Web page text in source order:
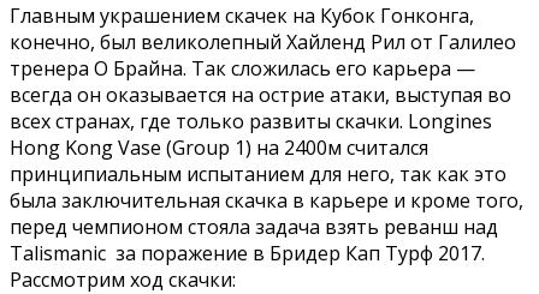
Главным украшением скачек на Кубок Гонконга,
конечно, был великолепный Хайленд Рил от Галилео
тренера О Брайна. Так сложилась его карьера —
всегда он оказывается на острие атаки, выступая во
всех странах, где только развиты скачки. Longines
Hong Kong Vase (Group 1) на 2400м считался
принципиальным испытанием для него, так как это
была заключительная скачка в карьере и кроме того,
перед чемпионом стояла задача взять реванш над
Talismanic за поражение в Бридер Кап Турф 2017.
Рассмотрим ход скачки: